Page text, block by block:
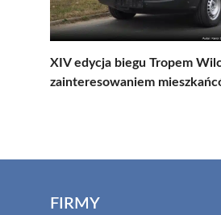
XIV edycja biegu Tropem
zainteresowaniem
FIRMY